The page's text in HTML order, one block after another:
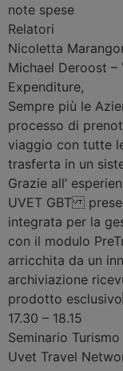
note spese
Relatori
Nicoletta
Michael Deroost –
Expenditure,
Sempre più le
processo di
viaggio con tutte
trasferta in un
Grazie all’
UVET GBT
integrata per la
con il modulo
arricchita da un
archiviazione
prodotto
17.30 – 18.15
Seminario Turismo
Uvet Travel